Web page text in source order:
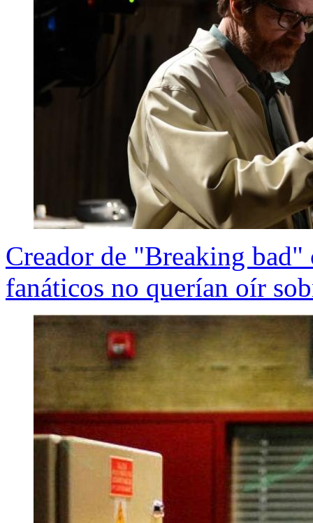
Creador de "Breaking
fanáticos no querían oír